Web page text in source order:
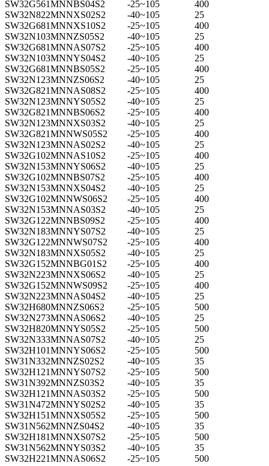
SW32G561MNNBS04S2
-25~105
400
SW32N822MNNXS02S2
-40~105
25
SW32G681MNNXS10S2
-25~105
400
SW32N103MNNZS05S2
-40~105
25
SW32G681MNNAS07S2
-25~105
400
SW32N103MNNYS04S2
-40~105
25
SW32G681MNNBS05S2
-25~105
400
SW32N123MNNZS06S2
-40~105
25
SW32G821MNNAS08S2
-25~105
400
SW32N123MNNYS05S2
-40~105
25
SW32G821MNNBS06S2
-25~105
400
SW32N123MNNXS03S2
-40~105
25
SW32G821MNNWS05S2
-25~105
400
SW32N123MNNAS02S2
-40~105
25
SW32G102MNNAS10S2
-25~105
400
SW32N153MNNYS06S2
-40~105
25
SW32G102MNNBS07S2
-25~105
400
SW32N153MNNXS04S2
-40~105
25
SW32G102MNNWS06S2
-25~105
400
SW32N153MNNAS03S2
-40~105
25
SW32G122MNNBS09S2
-25~105
400
SW32N183MNNYS07S2
-40~105
25
SW32G122MNNWS07S2
-25~105
400
SW32N183MNNXS05S2
-40~105
25
SW32G152MNNBG01S2
-25~105
400
SW32N223MNNXS06S2
-40~105
25
SW32G152MNNWS09S2
-25~105
400
SW32N223MNNAS04S2
-40~105
25
SW32H680MNNZS06S2
-25~105
500
SW32N273MNNAS06S2
-40~105
25
SW32H820MNNYS05S2
-25~105
500
SW32N333MNNAS07S2
-40~105
25
SW32H101MNNYS06S2
-25~105
500
SW31N332MNNZS02S2
-40~105
35
SW32H121MNNYS07S2
-25~105
500
SW31N392MNNZS03S2
-40~105
35
SW32H121MNNAS03S2
-25~105
500
SW31N472MNNYS02S2
-40~105
35
SW32H151MNNXS05S2
-25~105
500
SW31N562MNNZS04S2
-40~105
35
SW32H181MNNXS07S2
-25~105
500
SW31N562MNNYS03S2
-40~105
35
SW32H221MNNAS06S2
-25~105
500